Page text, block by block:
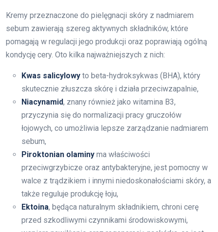
Kremy przeznaczone do pielęgnacji skóry z nadmiarem
sebum zawierają szereg aktywnych składników, które
pomagają w regulacji jego produkcji oraz poprawiają ogólną
kondycję cery. Oto kilka najważniejszych z nich:
Kwas salicylowy to beta-hydroksykwas (BHA), który
skutecznie złuszcza skórę i działa przeciwzapalnie,
Niacynamid, znany również jako witamina B3,
przyczynia się do normalizacji pracy gruczołów
łojowych, co umożliwia lepsze zarządzanie nadmiarem
sebum,
Piroktonian olaminy ma właściwości
przeciwgrzybicze oraz antybakteryjne, jest pomocny w
walce z trądzikiem i innymi niedoskonałościami skóry, a
także reguluje produkcję łoju,
Ektoina, będąca naturalnym składnikiem, chroni cerę
przed szkodliwymi czynnikami środowiskowymi,